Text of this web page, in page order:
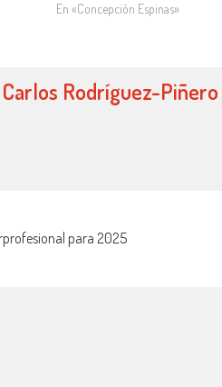
En «Concepción Espinas»
Rodríguez-Piñero
para 2025